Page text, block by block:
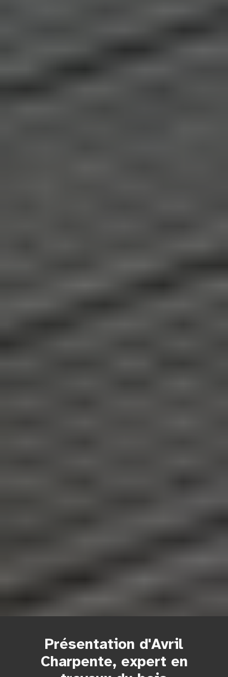
Présentation d'Avril
Charpente, expert en